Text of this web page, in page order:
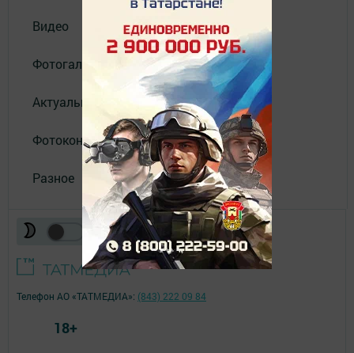
Видео
Фотогалереи
Актуальное видео
Фотоконкурс
Разное
Телефон АО «ТАТМЕДИА»: (843) 222 09 84
18+